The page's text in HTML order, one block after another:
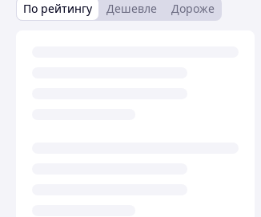
По рейтингу Дешевле Дороже